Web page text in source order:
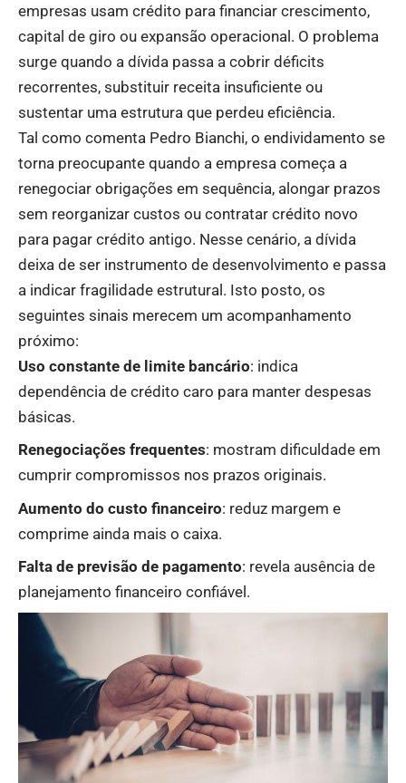
empresas usam crédito para financiar crescimento,
capital de giro ou expansão operacional. O problema
surge quando a dívida passa a cobrir déficits
recorrentes, substituir receita insuficiente ou
sustentar uma estrutura que perdeu eficiência.
Tal como comenta Pedro Bianchi, o endividamento se
torna preocupante quando a empresa começa a
renegociar obrigações em sequência, alongar prazos
sem reorganizar custos ou contratar crédito novo
para pagar crédito antigo. Nesse cenário, a dívida
deixa de ser instrumento de desenvolvimento e passa
a indicar fragilidade estrutural. Isto posto, os
seguintes sinais merecem um acompanhamento
próximo:
Uso constante de limite bancário: indica
dependência de crédito caro para manter despesas
básicas.
Renegociações frequentes: mostram dificuldade em
cumprir compromissos nos prazos originais.
Aumento do custo financeiro: reduz margem e
comprime ainda mais o caixa.
Falta de previsão de pagamento: revela ausência de
planejamento financeiro confiável.